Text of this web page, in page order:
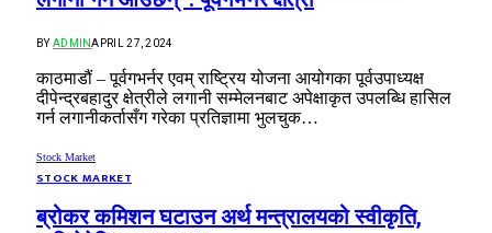
BY ADMINAPRIL 27, 2024
काठमाडौं – पूर्वगभर्नर एवम्‌ राष्ट्रिय योजना आयोगका पूर्वउपाध्यक्ष
दीपेन्द्रबहादुर क्षेत्रीले लगानी सम्मेलनबाट अपेक्षाकृत उपलब्धि हासिल
गर्न लगानीकर्तासँग गरेका प्रतिज्ञामा भुलचुक…
Stock Market
STOCK MARKET
ब्रोकर कमिशन घटाउन अर्थ मन्त्रालयको स्वीकृति,